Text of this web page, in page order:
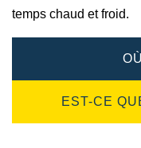
temps chaud et froid.
EST-CE